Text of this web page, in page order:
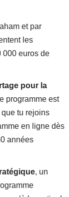
et par
les
000 euros de
pour la
programme est
tu rejoins
en ligne dès
années
, un